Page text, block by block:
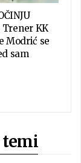
Trener KK
Modrić se
sam
temi